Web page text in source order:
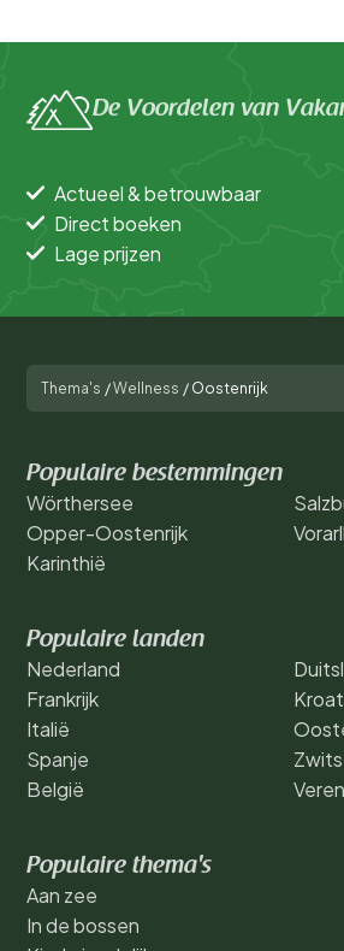
De Voordelen van
Actueel & betrouwbaar
Direct boeken
Lage prijzen
Thema's /Wellness / Oostenrijk
Populaire bestemmingen
Wörthersee
Opper-Oostenrijk
Karinthië
Populaire landen
Nederland
Frankrijk
Italië
Spanje
België
Populaire thema's
Aan zee
In de bossen